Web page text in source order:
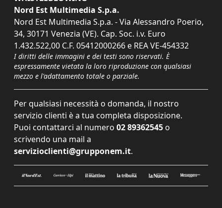
Nord Est Multimedia S.p.a.
Nord Est Multimedia S.p.a. - Via Alessandro Poerio,
34, 30171 Venezia (VE). Cap. Soc. i.v. Euro
1.432.522,00 C.F. 05412000266 e REA VE-454332
I diritti delle immagini e dei testi sono riservati. È
espressamente vietata la loro riproduzione con qualsiasi
mezzo e l'adattamento totale o parziale.
Per qualsiasi necessità o domanda, il nostro
servizio clienti è a tua completa disposizione.
Puoi contattarci al numero 02 89362545 o
scrivendo una mail a
servizioclienti@grupponem.it.